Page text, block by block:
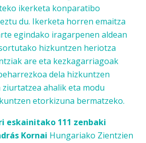
ikerketa konparatibo
du. Ikerketa horren emaitza
egindako iragarpenen aldean
hizkuntzen heriotza
are eta kezkagarriagoak
dela hizkuntzen
ahalik eta modu
etorkizuna bermatzeko.
eskainitako 111 zenbaki
Kornai Hungariako Zientzien